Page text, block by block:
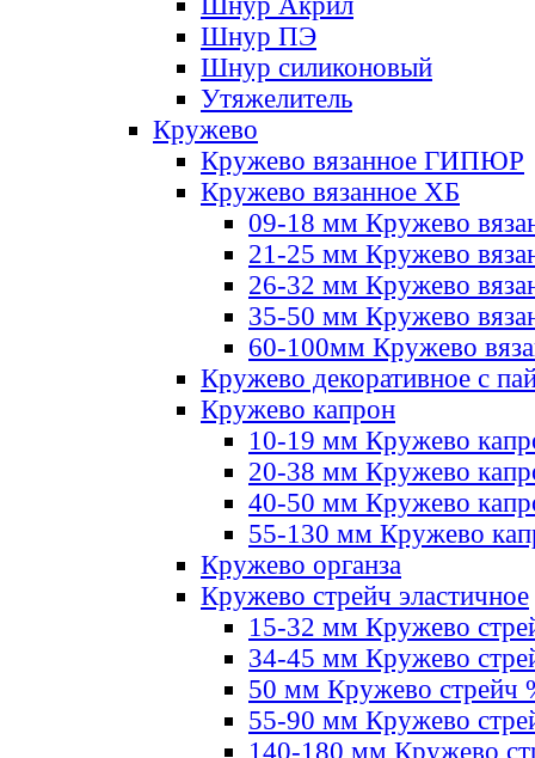
Шнур ПЭ
Шнур силиконовый
Утяжелитель
Кружево
Кружево вязанное ГИПЮР
Кружево вязанное ХБ
09-18 мм Кружево
21-25 мм Кружево
26-32 мм Кружево
35-50 мм Кружево
60-100мм Кружево
Кружево декоративное с
Кружево капрон
10-19 мм Кружево
20-38 мм Кружево
40-50 мм Кружево
55-130 мм Кружево
Кружево органза
Кружево стрейч эластичное
15-32 мм Кружево
34-45 мм Кружево
50 мм Кружево стрейч
55-90 мм Кружево
140-180 мм Кружево